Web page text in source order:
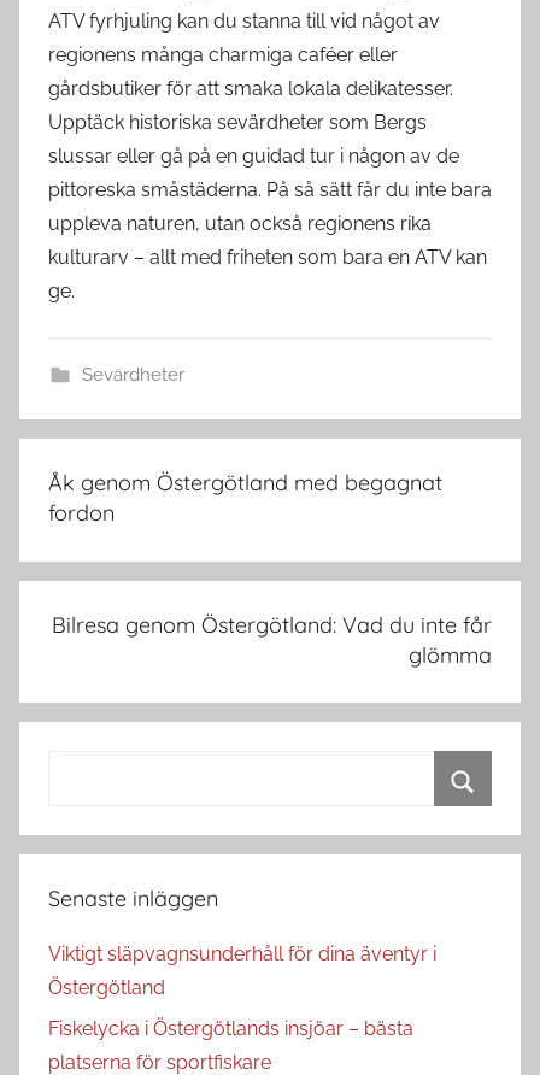
ATV fyrhjuling kan du stanna till vid något av
regionens många charmiga caféer eller
gårdsbutiker för att smaka lokala delikatesser.
Upptäck historiska sevärdheter som Bergs
slussar eller gå på en guidad tur i någon av de
pittoreska småstäderna. På så sätt får du inte bara
uppleva naturen, utan också regionens rika
kulturarv – allt med friheten som bara en ATV kan
ge.
Sevärdheter
Åk genom Östergötland med begagnat
fordon
Bilresa genom Östergötland: Vad du inte får
glömma
Senaste inläggen
Viktigt släpvagnsunderhåll för dina äventyr i
Östergötland
Fiskelycka i Östergötlands insjöar – bästa
platserna för sportfiskare